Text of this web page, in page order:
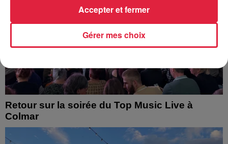
Retour sur la soirée du Top Music Live à
Colmar
Gérer mes choix
Accepter et fermer